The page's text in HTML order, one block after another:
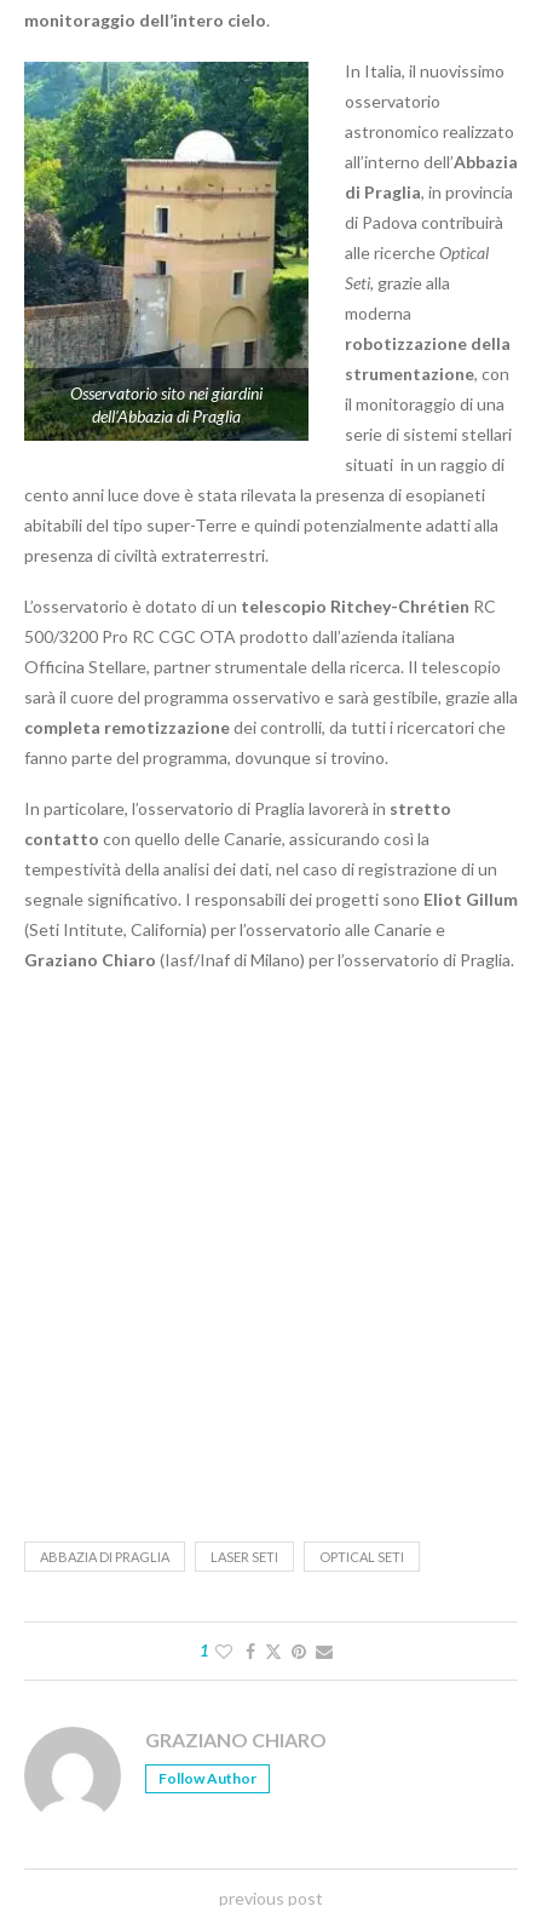
monitoraggio dell’intero cielo.
Osservatorio sito nei giardini
dell’Abbazia di Praglia
In Italia, il nuovissimo
osservatorio
astronomico realizzato
all’interno dell’Abbazia
di Praglia, in provincia
di Padova contribuirà
alle ricercheOptical
Seti, grazie alla
moderna
robotizzazione della
strumentazione, con
il monitoraggio di una
serie di sistemi stellari
situati in un raggio di
cento anni luce dove è stata rilevata la presenza di esopianeti
abitabili del tipo super-Terre e quindi potenzialmente adatti alla
presenza di civiltà extraterrestri.
L’osservatorio è dotato di un telescopio Ritchey-Chrétien RC
500/3200 Pro RC CGC OTA prodotto dall’azienda italiana
Officina Stellare, partner strumentale della ricerca. Il telescopio
sarà il cuore del programma osservativo e sarà gestibile, grazie alla
completa remotizzazionedei controlli, da tutti i ricercatori che
fanno parte del programma, dovunque si trovino.
In particolare, l’osservatorio di Praglia lavorerà in stretto
contatto con quello delle Canarie, assicurando così la
tempestività della analisi dei dati, nel caso di registrazione di un
segnale significativo. I responsabili dei progetti sono Eliot Gillum
(Seti Intitute, California) per l’osservatorio alle Canarie e
Graziano Chiaro (Iasf/Inaf di Milano) per l’osservatorio di Praglia.
ABBAZIA DI PRAGLIA LASER SETI OPTICAL SETI
1
GRAZIANO CHIARO
Follow Author
previous post